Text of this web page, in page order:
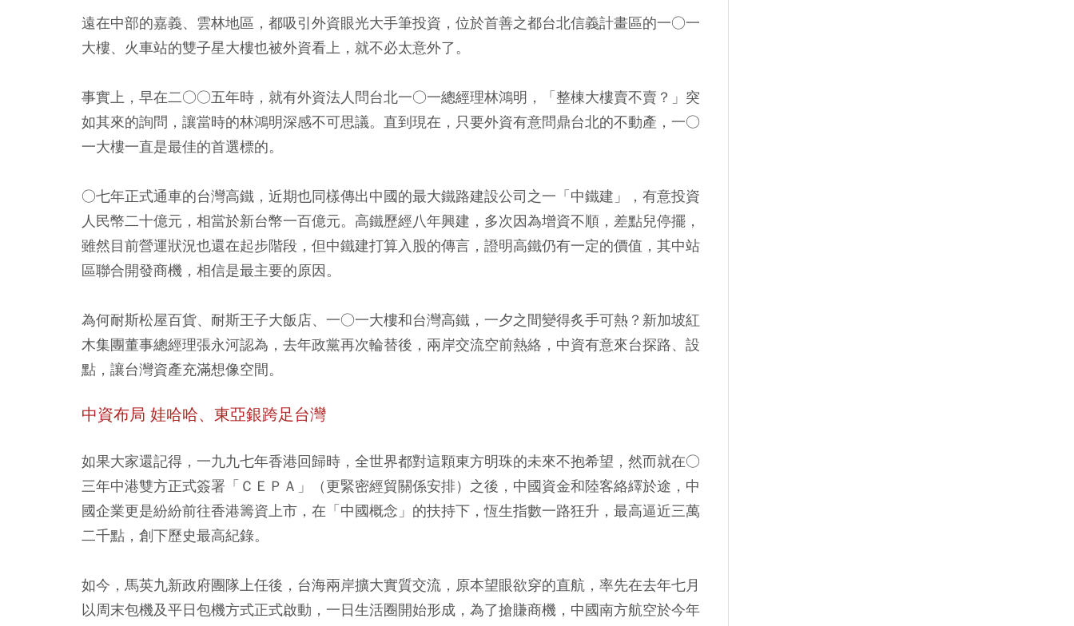
遠在中部的嘉義、雲林地區，都吸引外資眼光大手筆投資，位於首善之都台北信義計畫區的一○一
大樓、火車站的雙子星大樓也被外資看上，就不必太意外了。
事實上，早在二○○五年時，就有外資法人問台北一○一總經理林鴻明，「整棟大樓賣不賣？」突
如其來的詢問，讓當時的林鴻明深感不可思議。直到現在，只要外資有意問鼎台北的不動產，一○
一大樓一直是最佳的首選標的。
○七年正式通車的台灣高鐵，近期也同樣傳出中國的最大鐵路建設公司之一「中鐵建」，有意投資
人民幣二十億元，相當於新台幣一百億元。高鐵歷經八年興建，多次因為增資不順，差點兒停擺，
雖然目前營運狀況也還在起步階段，但中鐵建打算入股的傳言，證明高鐵仍有一定的價值，其中站
區聯合開發商機，相信是最主要的原因。
為何耐斯松屋百貨、耐斯王子大飯店、一○一大樓和台灣高鐵，一夕之間變得炙手可熱？新加坡紅
木集團董事總經理張永河認為，去年政黨再次輪替後，兩岸交流空前熱絡，中資有意來台探路、設
點，讓台灣資產充滿想像空間。
中資布局 娃哈哈、東亞銀跨足台灣
如果大家還記得，一九九七年香港回歸時，全世界都對這顆東方明珠的未來不抱希望，然而就在○
三年中港雙方正式簽署「ＣＥＰＡ」（更緊密經貿關係安排）之後，中國資金和陸客絡繹於途，中
國企業更是紛紛前往香港籌資上市，在「中國概念」的扶持下，恆生指數一路狂升，最高逼近三萬
二千點，創下歷史最高紀錄。
如今，馬英九新政府團隊上任後，台海兩岸擴大實質交流，原本望眼欲穿的直航，率先在去年七月
以周末包機及平日包機方式正式啟動，一日生活圈開始形成，為了搶賺商機，中國南方航空於今年